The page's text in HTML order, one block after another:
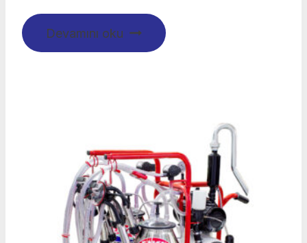
Devamını oku